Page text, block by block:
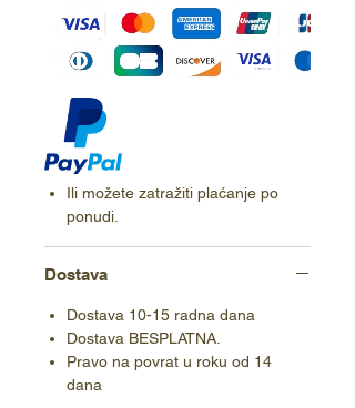
Ili možete zatražiti plaćanje po
ponudi.
Dostava
Dostava 10-15 radna dana
Dostava BESPLATNA.
Pravo na povrat u roku od 14
dana